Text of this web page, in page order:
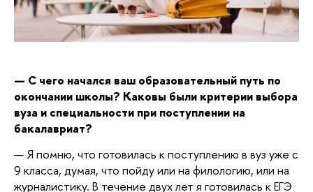
— С чего начался ваш образовательный путь по
окончании школы? Каковы были критерии выбора
вуза и специальности при поступлении на
бакалавриат?
— Я помню, что готовилась к поступлению в вуз уже с
9 класса, думая, что пойду или на филологию, или на
журналистику. В течение двух лет я готовилась к ЕГЭ